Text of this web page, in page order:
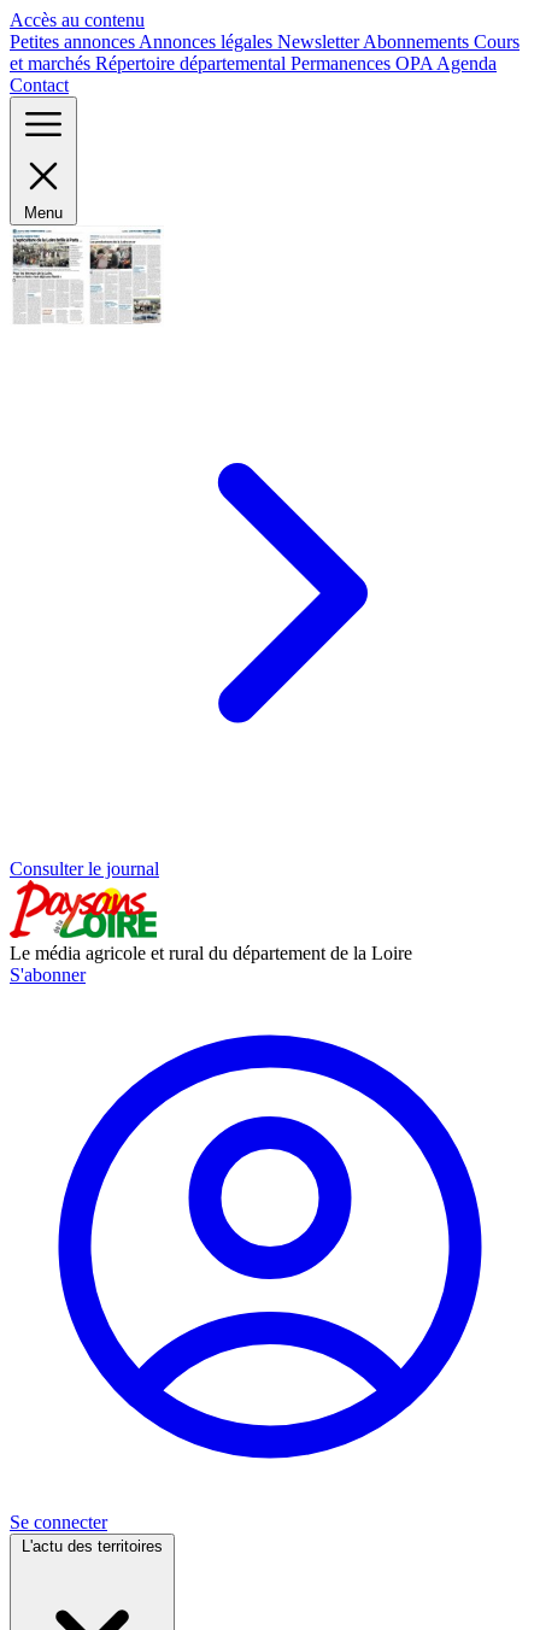
Accès au contenu
Petites annonces Annonces légales NewsletterAbonnements Cours
et marchés Répertoire départemental Permanences OPA Agenda
Contact
Menu
Consulter le journal
Le média agricole et rural du département de la Loire
S'abonner
Se connecter
L'actu des territoires
Panneau de gestion des cookies